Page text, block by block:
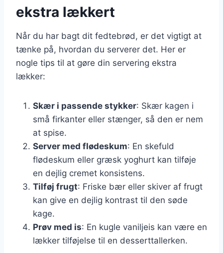
ekstra lækkert
Når du har bagt dit fedtebrød, er det vigtigt at
tænke på, hvordan du serverer det. Her er
nogle tips til at gøre din servering ekstra
lækker:
Skær i passende stykker: Skær kagen i
små firkanter eller stænger, så den er nem
at spise.
Server med flødeskum: En skefuld
flødeskum eller græsk yoghurt kan tilføje
en dejlig cremet konsistens.
Tilføj frugt: Friske bær eller skiver af frugt
kan give en dejlig kontrast til den søde
kage.
Prøv med is: En kugle vaniljeis kan være en
lækker tilføjelse til en desserttallerken.